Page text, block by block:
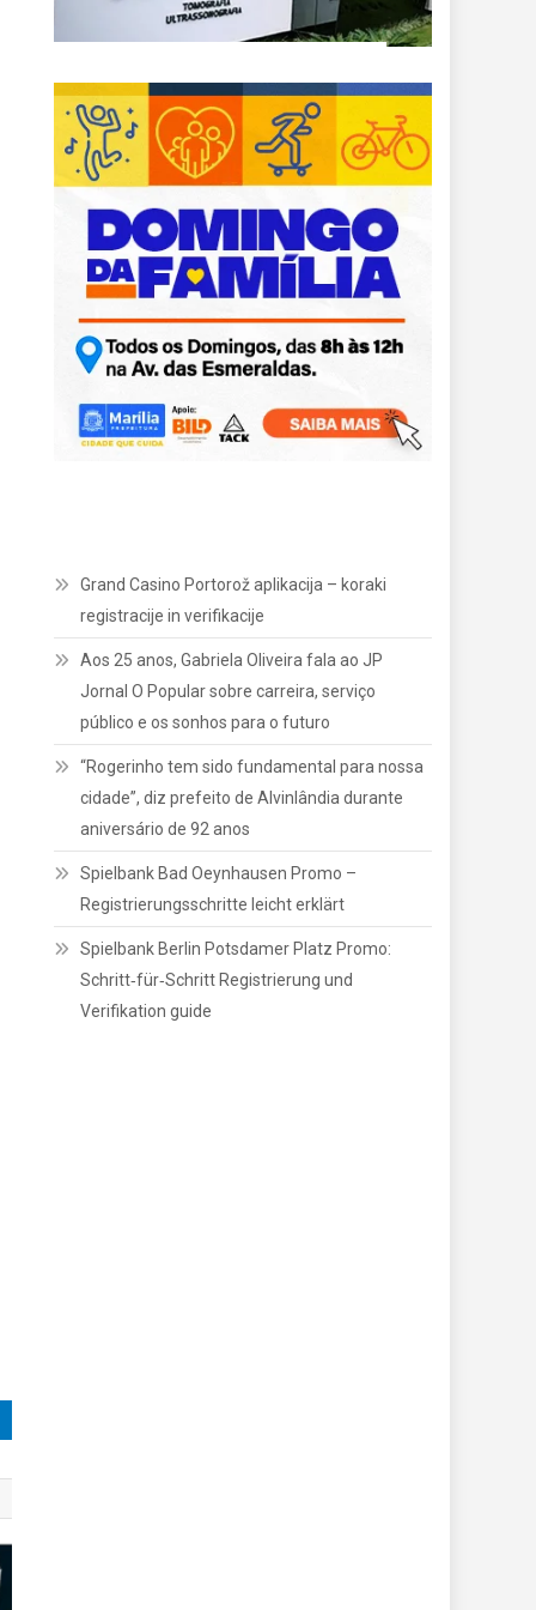
Grand Casino Portorož aplikacija – koraki
registracije in verifikacije
Aos 25 anos, Gabriela Oliveira fala ao JP
Jornal O Popular sobre carreira, serviço
público e os sonhos para o futuro
“Rogerinho tem sido fundamental para nossa
cidade”, diz prefeito de Alvinlândia durante
aniversário de 92 anos
Spielbank Bad Oeynhausen Promo –
Registrierungsschritte leicht erklärt
Spielbank Berlin Potsdamer Platz Promo:
Schritt‑für‑Schritt Registrierung und
Verifikation guide